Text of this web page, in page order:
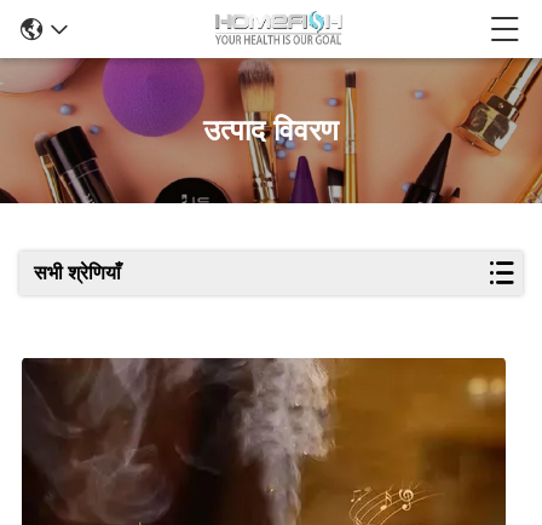
उत्पाद विवरण
सभी श्रेणियाँ